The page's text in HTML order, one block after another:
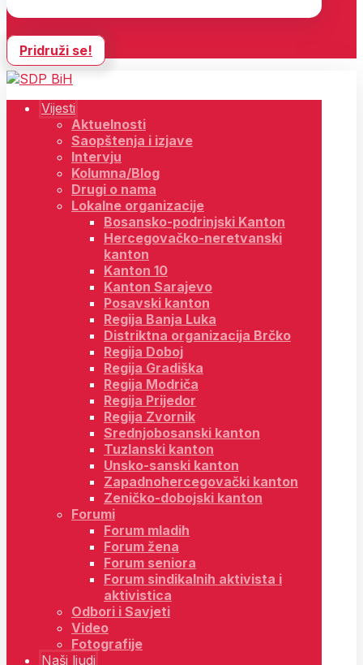
Pridruži se!
Vijesti
Aktuelnosti
Saopštenja i izjave
Intervju
Kolumna/Blog
Drugi o nama
Lokalne organizacije
Bosansko-podrinjski Kanton
Hercegovačko-neretvanski
kanton
Kanton 10
Kanton Sarajevo
Posavski kanton
Regija Banja Luka
Distriktna organizacija Brčko
Regija Doboj
Regija Gradiška
Regija Modriča
Regija Prijedor
Regija Zvornik
Srednjobosanski kanton
Tuzlanski kanton
Unsko-sanski kanton
Zapadnohercegovački kanton
Zeničko-dobojski kanton
Forumi
Forum mladih
Forum žena
Forum seniora
Forum sindikalnih aktivista i
aktivistica
Odbori i Savjeti
Video
Fotografije
Naši ljudi